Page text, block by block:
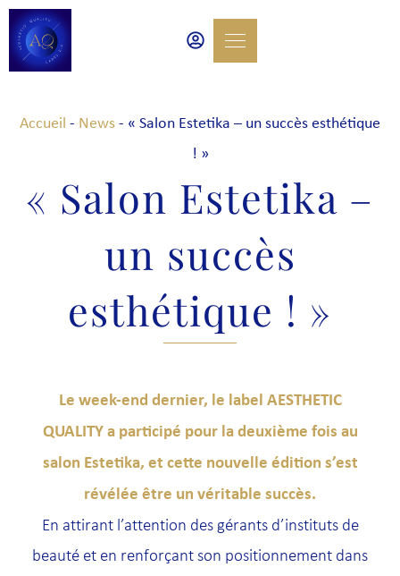
Accueil - News- « Salon Estetika – un succès esthétique
! »
« Salon Estetika –
un succès
esthétique ! »
Le week-end dernier, le label AESTHETIC
QUALITY a participé pour la deuxième fois au
salon Estetika, et cette nouvelle édition s’est
révélée être un véritable succès.
En attirant l’attention des gérants d’instituts de
beauté et en renforçant son positionnement dans